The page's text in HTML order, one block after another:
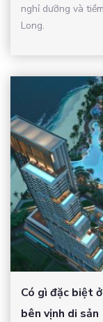
nghỉ dưỡng và
Long.
Có gì đặc biệt
bên vịnh di sản